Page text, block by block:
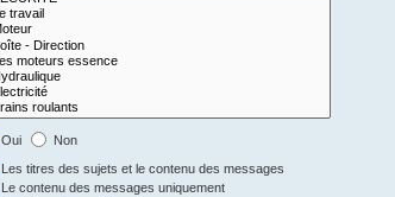
Oui
Non
Les titres des sujets et le contenu des messages
Le contenu des messages uniquement